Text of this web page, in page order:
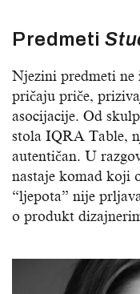
Predmeti
Njezini predmeti ne
pričaju priče,
asocijacije. Od
stola IQRA Table,
autentičan. U
nastaje komad koji
“ljepota” nije
o produkt